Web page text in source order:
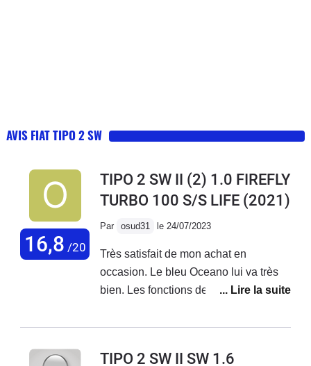
AVIS FIAT TIPO 2 SW
16,8 /20
TIPO 2 SW II (2) 1.0 FIREFLY
TURBO 100 S/S LIFE (2021)
Par osud31 le 24/07/2023
Très satisfait de mon achat en
occasion. Le bleu Oceano lui va très
bien. Les fonctions de l'écran sont très
Tomtom, bluetooth, maintien de
panneaux etc... et surtout pas de sous-
TIPO 2 SW II SW 1.6